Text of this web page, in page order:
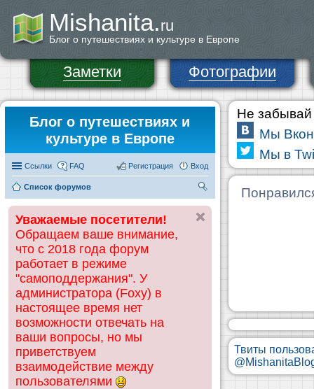
Mishanita.ru
Блог о путешествиях и культуре в Европе
Заметки Фотографии
Блог о путешествиях и
культуре в Европе
Ссылки FAQ Вход
Регистрация
Список форумов
ск
Уважаемые посетители!
Обращаем ваше внимание,
что с 2018 года форум
работает в режиме
"самоподдержания". У
администратора (Foxy) в
настоящее время нет
возможности отвечать на
ваши вопросы, но мы
приветствуем
взаимодействие между
пользователями
Не забывай
Мы
Мы в
Твиты